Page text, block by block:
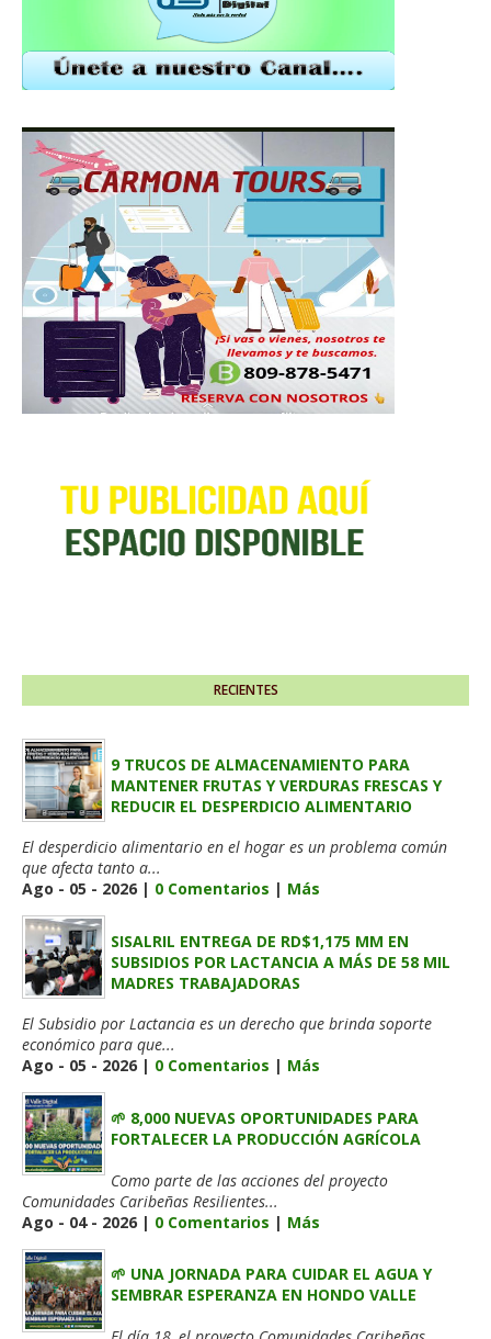
RECIENTES
9 TRUCOS DE ALMACENAMIENTO PARA
MANTENER FRUTAS Y VERDURAS FRESCAS Y
REDUCIR EL DESPERDICIO ALIMENTARIO
El desperdicio alimentario en el hogar es un problema común
que afecta tanto a...
Ago - 05 - 2026 | 0 Comentarios | Más
SISALRIL ENTREGA DE RD$1,175 MM EN
SUBSIDIOS POR LACTANCIA A MÁS DE 58 MIL
MADRES TRABAJADORAS
El Subsidio por Lactancia es un derecho que brinda soporte
económico para que...
Ago - 05 - 2026 | 0 Comentarios | Más
🌱 8,000 NUEVAS OPORTUNIDADES PARA
FORTALECER LA PRODUCCIÓN AGRÍCOLA
Como parte de las acciones del proyecto
Comunidades Caribeñas Resilientes...
Ago - 04 - 2026 | 0 Comentarios | Más
🌱 UNA JORNADA PARA CUIDAR EL AGUA Y
SEMBRAR ESPERANZA EN HONDO VALLE